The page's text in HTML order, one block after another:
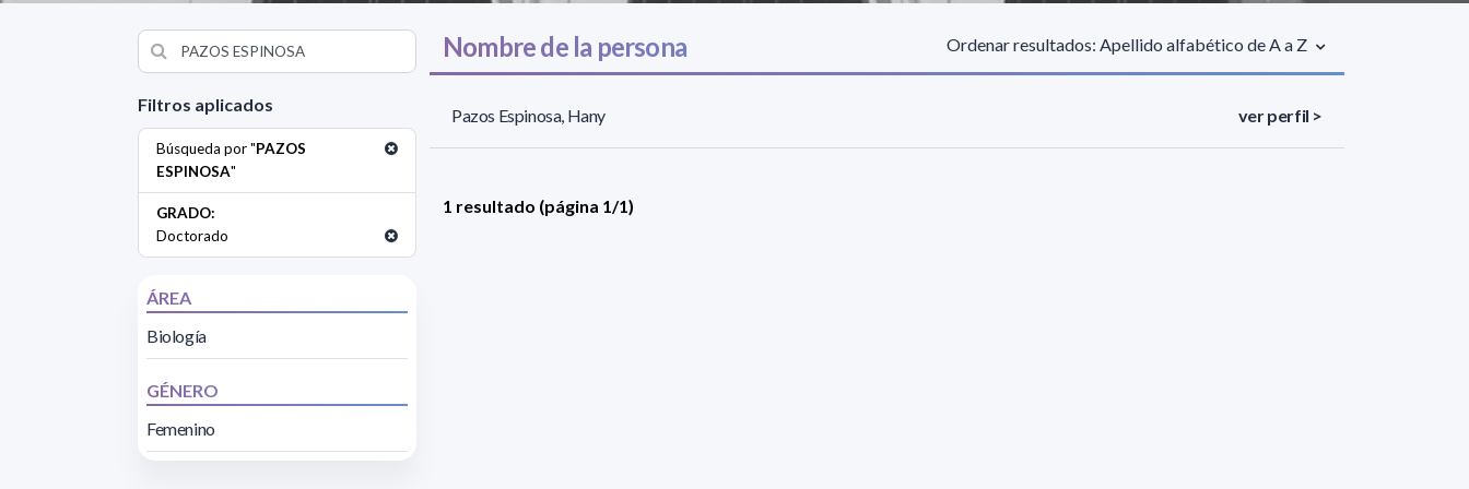
Filtros aplicados
Búsqueda por "PAZOS
ESPINOSA"
GRADO:
Doctorado
ÁREA
Biología
GÉNERO
Femenino
Nombre de la persona Ordenar resultados: Apellido alfabético de A a Z
Pazos Espinosa, Hany ver perfil >
1 resultado (página 1/1)